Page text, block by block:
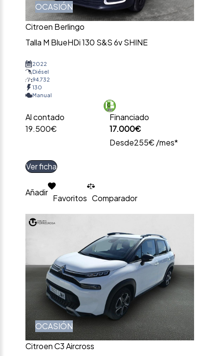
OCASIÓN
Citroen Berlingo
Talla M BlueHDi 130 S&S 6v SHINE
2022
Diésel
94.732
130
Manual
Al contado
19.500€
Financiado
17.000€
Desde255€ /mes*
Ver ficha
Añadir
Favoritos Comparador
OCASIÓN
Citroen C3 Aircross